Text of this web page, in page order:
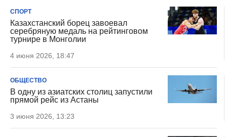
СПОРТ
Казахстанский борец завоевал
серебряную медаль на рейтинговом
турнире в Монголии
4 июня 2026, 18:47
ОБЩЕСТВО
В одну из азиатских столиц запустили
прямой рейс из Астаны
3 июня 2026, 13:23